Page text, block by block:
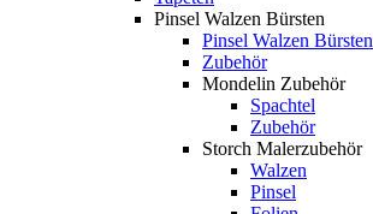
Pinsel Walzen Bürsten
Pinsel Walzen Bürsten
Zubehör
Mondelin Zubehör
Spachtel
Zubehör
Storch Malerzubehör
Walzen
Pinsel